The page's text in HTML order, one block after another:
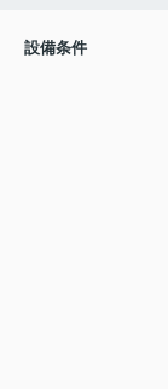
設備条件